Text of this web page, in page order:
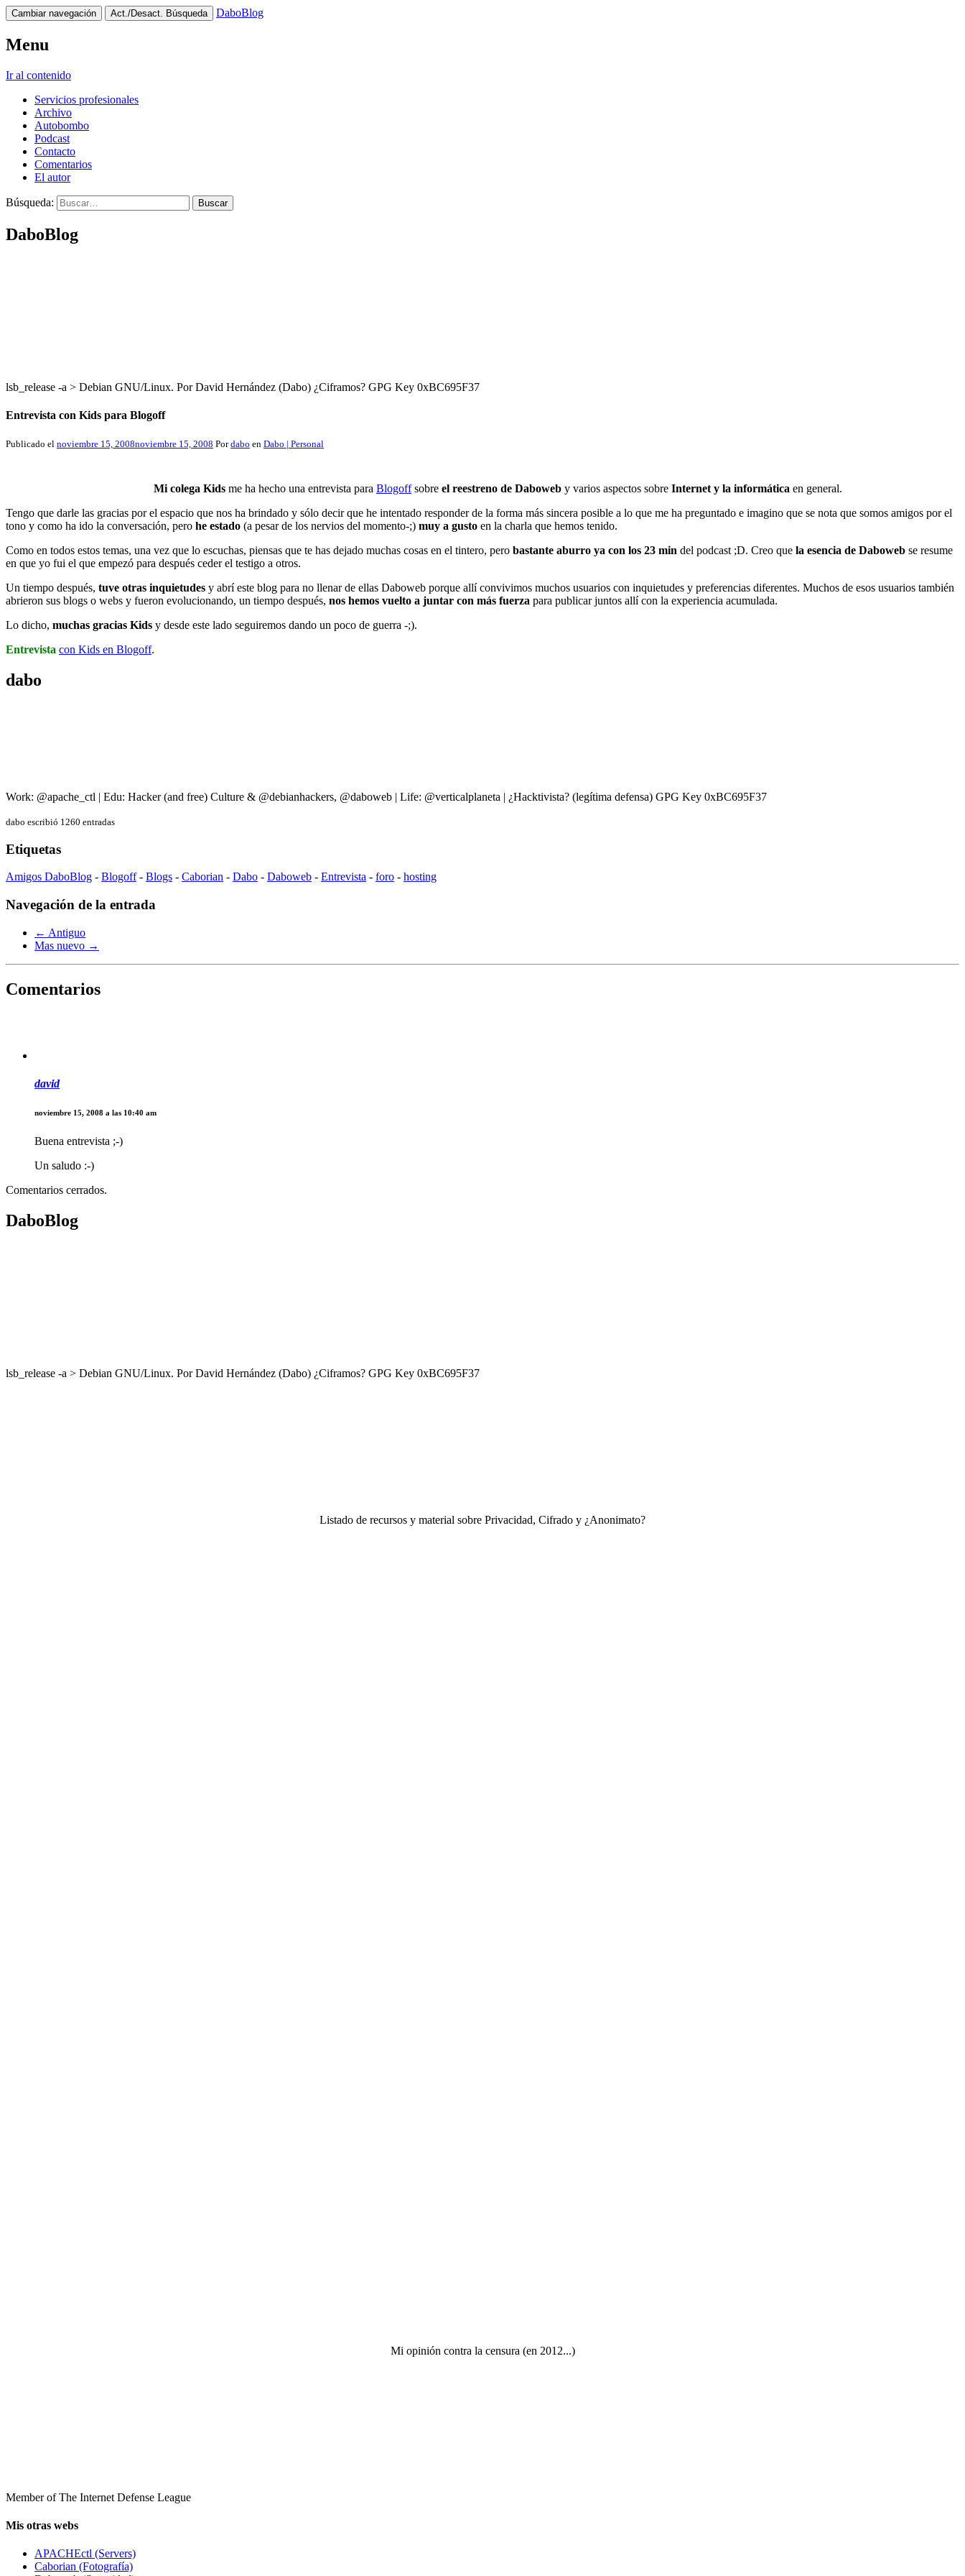
Cambiar navegación Act./Desact. Búsqueda DaboBlog
Menu
Ir al contenido
Servicios profesionales
Archivo
Autobombo
Podcast
Contacto
Comentarios
El autor
Búsqueda:
DaboBlog
lsb_release -a > Debian GNU/Linux. Por David Hernández (Dabo) ¿Ciframos? GPG Key 0xBC695F37
Entrevista con Kids para Blogoff
Publicado el noviembre 15, 2008noviembre 15, 2008 Pordabo en Dabo | Personal
Mi colega Kids me ha hecho una entrevista para Blogoffsobre el reestreno de Daboweb y varios aspectos sobre Internet y la informática en general.
Tengo que darle las gracias por el espacio que nos ha brindado y sólo decir que he intentado responder de la forma más sincera posible a lo que me ha preguntado e imagino que se nota que somos amigos por el
tono y como ha ido la conversación, pero he estado (a pesar de los nervios del momento-;) muy a gusto en la charla que hemos tenido.
Como en todos estos temas, una vez que lo escuchas, piensas que te has dejado muchas cosas en el tintero, pero bastante aburro ya con los 23 min del podcast ;D. Creo que la esencia de Daboweb se resume
en que yo fui el que empezó para después ceder el testigo a otros.
Un tiempo después, tuve otras inquietudes y abrí este blog para no llenar de ellas Daboweb porque allí convivimos muchos usuarios con inquietudes y preferencias diferentes. Muchos de esos usuarios también
abrieron sus blogs o webs y fueron evolucionando, un tiempo después, nos hemos vuelto a juntar con más fuerza para publicar juntos allí con la experiencia acumulada.
Lo dicho, muchas gracias Kids y desde este lado seguiremos dando un poco de guerra -;).
Entrevista con Kids en Blogoff.
dabo
Work: @apache_ctl | Edu: Hacker (and free) Culture & @debianhackers, @daboweb | Life: @verticalplaneta | ¿Hacktivista? (legítima defensa) GPG Key 0xBC695F37
dabo escribió 1260 entradas
Etiquetas
Amigos DaboBlog - Blogoff- Blogs - Caborian - Dabo - Daboweb - Entrevista - foro - hosting
Navegación de la entrada
← Antiguo
Mas nuevo →
Comentarios
david
noviembre 15, 2008 a las 10:40 am
Buena entrevista ;-)
Un saludo :-)
Comentarios cerrados.
DaboBlog
lsb_release -a > Debian GNU/Linux. Por David Hernández (Dabo) ¿Ciframos? GPG Key 0xBC695F37
Listado de recursos y material sobre Privacidad, Cifrado y ¿Anonimato?
Mi opinión contra la censura (en 2012...)
Member of The Internet Defense League
Mis otras webs
APACHEctl (Servers)
Caborian (Fotografía)